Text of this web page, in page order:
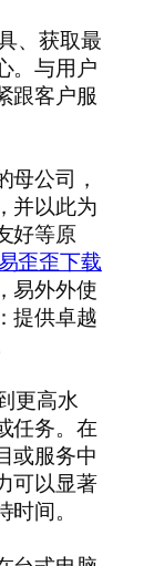
、获取最
。与用户
跟客户服
母公司，
并以此为
好等原
歪歪下载
易外外使
提供卓越
更高水
任务。在
或服务中
可以显著
间。